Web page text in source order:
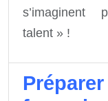
talent » !
Préparer